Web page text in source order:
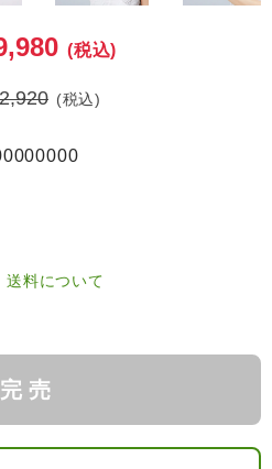
(税込)
(税込)
送料について
完 売